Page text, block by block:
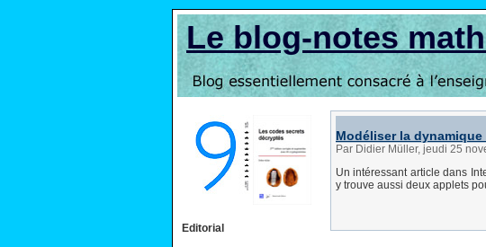
Le blog-notes
Editorial
Modéliser la
Par Didier Müller, jeudi 25
Un intéressant article dans
y trouve aussi deux applets